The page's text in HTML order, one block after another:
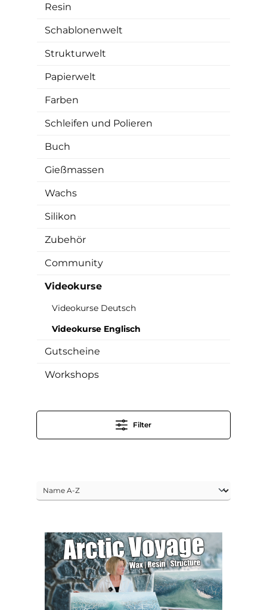
Resin
Schablonenwelt
Strukturwelt
Papierwelt
Farben
Schleifen und Polieren
Buch
Gießmassen
Wachs
Silikon
Zubehör
Community
Videokurse
Videokurse Deutsch
Videokurse Englisch
Gutscheine
Workshops
Filter